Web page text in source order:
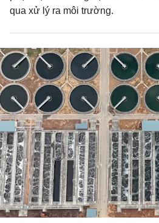
qua xử lý ra môi trường.